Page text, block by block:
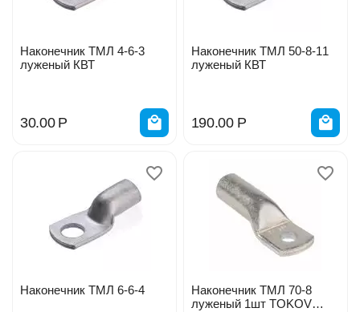
Наконечник ТМЛ 4-6-3
луженый КВТ
30.00 Р
Наконечник ТМЛ 50-8-11
луженый КВТ
190.00 Р
Наконечник ТМЛ 6-6-4
Наконечник ТМЛ 70-8
луженый 1шт TOKOV